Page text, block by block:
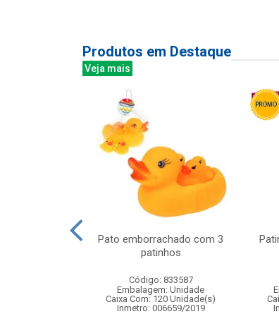
Produtos em Destaque
Veja mais
Pato emborrachado com 3
patinhos
Código: 833587
Embalagem: Unidade
Caixa Com: 120 Unidade(s)
Inmetro: 006659/2019